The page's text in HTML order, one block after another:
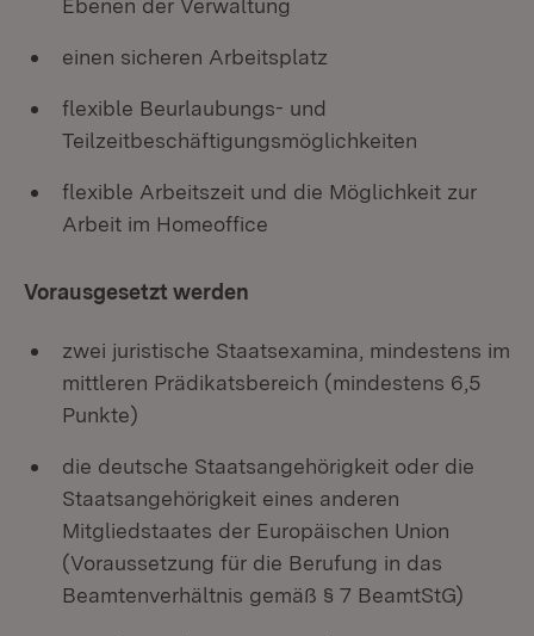
Ebenen der Verwaltung
einen sicheren Arbeitsplatz
flexible Beurlaubungs- und
Teilzeitbeschäftigungsmöglichkeiten
flexible Arbeitszeit und die Möglichkeit zur
Arbeit im Homeoffice
Vorausgesetzt werden
zwei juristische Staatsexamina, mindestens im
mittleren Prädikatsbereich (mindestens 6,5
Punkte)
die deutsche Staatsangehörigkeit oder die
Staatsangehörigkeit eines anderen
Mitgliedstaates der Europäischen Union
(Voraussetzung für die Berufung in das
Beamtenverhältnis gemäß § 7 BeamtStG)